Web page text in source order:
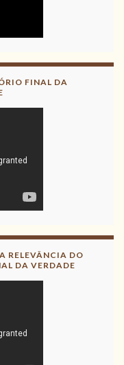
FINAL DA
RELEVÂNCIA DO
DA VERDADE